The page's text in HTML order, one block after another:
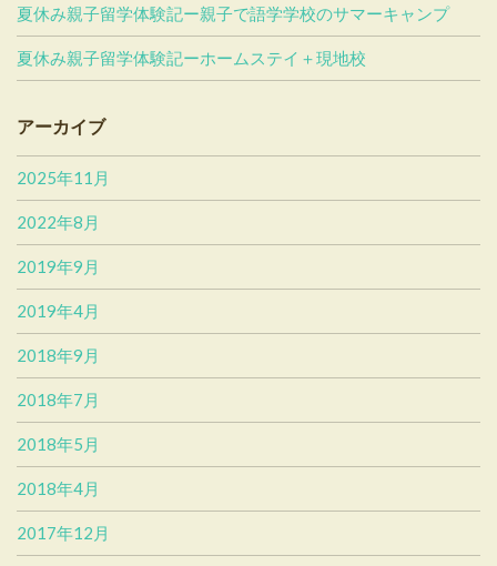
夏休み親子留学体験記ー親子で語学学校のサマーキャンプ
夏休み親子留学体験記ーホームステイ＋現地校
アーカイブ
2025年11月
2022年8月
2019年9月
2019年4月
2018年9月
2018年7月
2018年5月
2018年4月
2017年12月